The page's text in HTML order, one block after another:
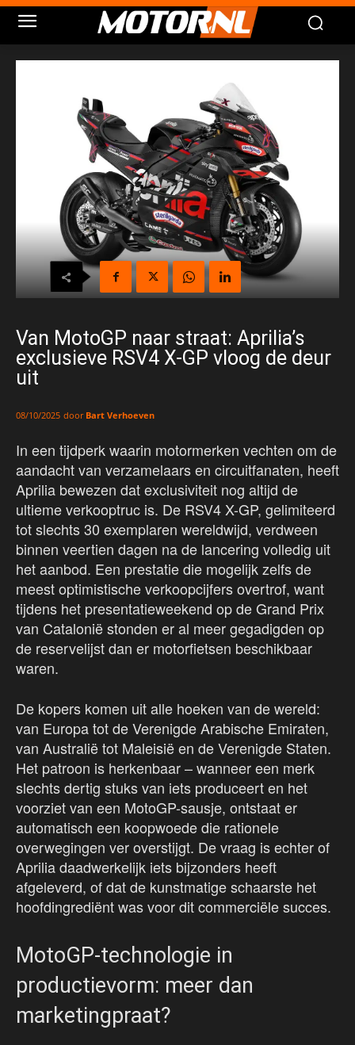
Van MotoGP naar straat: Aprilia’s
exclusieve RSV4 X-GP vloog de deur
uit
08/10/2025 door Bart Verhoeven
In een tijdperk waarin motormerken vechten om de
aandacht van verzamelaars en circuitfanaten, heeft
Aprilia bewezen dat exclusiviteit nog altijd de
ultieme verkooptruc is. De RSV4 X-GP, gelimiteerd
tot slechts 30 exemplaren wereldwijd, verdween
binnen veertien dagen na de lancering volledig uit
het aanbod. Een prestatie die mogelijk zelfs de
meest optimistische verkoopcijfers overtrof, want
tijdens het presentatieweekend op de Grand Prix
van Catalonië stonden er al meer gegadigden op
de reservelijst dan er motorfietsen beschikbaar
waren.
De kopers komen uit alle hoeken van de wereld:
van Europa tot de Verenigde Arabische Emiraten,
van Australië tot Maleisië en de Verenigde Staten.
Het patroon is herkenbaar – wanneer een merk
slechts dertig stuks van iets produceert en het
voorziet van een MotoGP-sausje, ontstaat er
automatisch een koopwoede die rationele
overwegingen ver overstijgt. De vraag is echter of
Aprilia daadwerkelijk iets bijzonders heeft
afgeleverd, of dat de kunstmatige schaarste het
hoofdingrediënt was voor dit commerciële succes.
MotoGP-technologie in
productievorm: meer dan
marketingpraat?